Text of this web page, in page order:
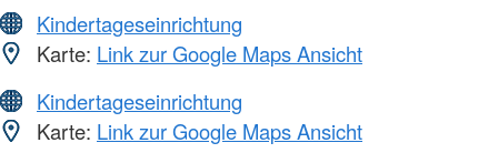
Kindertageseinrichtung
Karte: Link zur Google Maps Ansicht
Kindertageseinrichtung
Karte: Link zur Google Maps Ansicht